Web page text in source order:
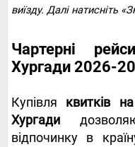
виїзду. Далі натисніть
Чартерні
Хургади 2026-
Купівля квитків
Хургади
відпочинку в